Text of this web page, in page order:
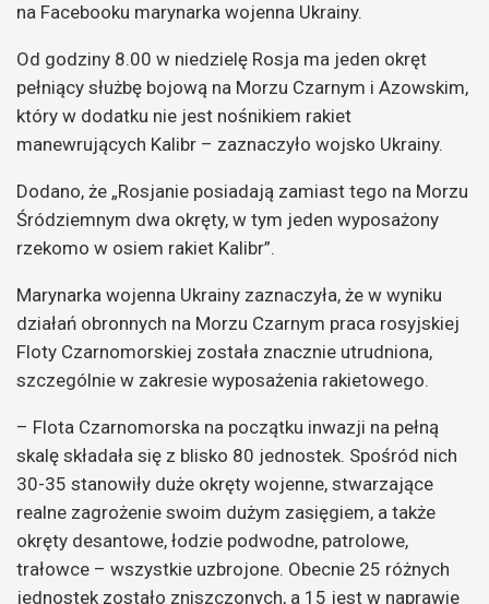
na Facebooku marynarka wojenna Ukrainy.
Od godziny 8.00 w niedzielę Rosja ma jeden okręt
pełniący służbę bojową na Morzu Czarnym i Azowskim,
który w dodatku nie jest nośnikiem rakiet
manewrujących Kalibr – zaznaczyło wojsko Ukrainy.
Dodano, że „Rosjanie posiadają zamiast tego na Morzu
Śródziemnym dwa okręty, w tym jeden wyposażony
rzekomo w osiem rakiet Kalibr”.
Marynarka wojenna Ukrainy zaznaczyła, że w wyniku
działań obronnych na Morzu Czarnym praca rosyjskiej
Floty Czarnomorskiej została znacznie utrudniona,
szczególnie w zakresie wyposażenia rakietowego.
– Flota Czarnomorska na początku inwazji na pełną
skalę składała się z blisko 80 jednostek. Spośród nich
30-35 stanowiły duże okręty wojenne, stwarzające
realne zagrożenie swoim dużym zasięgiem, a także
okręty desantowe, łodzie podwodne, patrolowe,
trałowce – wszystkie uzbrojone. Obecnie 25 różnych
jednostek zostało zniszczonych, a 15 jest w naprawie